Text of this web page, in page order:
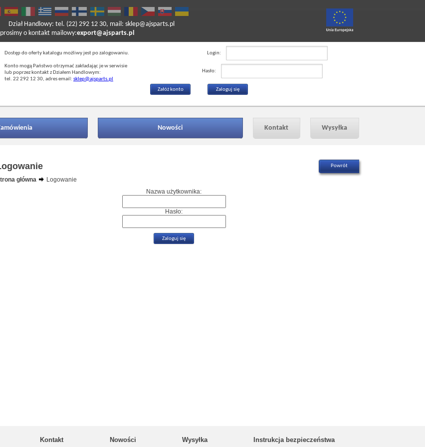
o kontakt mailowy:export@ajsparts.pl
Dział Handlowy: tel. (22) 292 12 30, mail: sklep@ajsparts.pl
Dostęp do oferty katalogu możliwy jest po zalogowaniu.
Konto mogą Państwo otrzymać zakładając je w serwisie
lub poprzez kontakt z Działem Handlowym:
tel. 22 292 12 30, adres email: sklep@ajsparts.pl
Login:
Hasło:
Załóż konto
Nowości Kontakt Wysyłka
główna
Logowanie
Nazwa użytkownika:
Hasło:
Kontakt Nowości Wysyłka Instrukcja bezpieczeństwa